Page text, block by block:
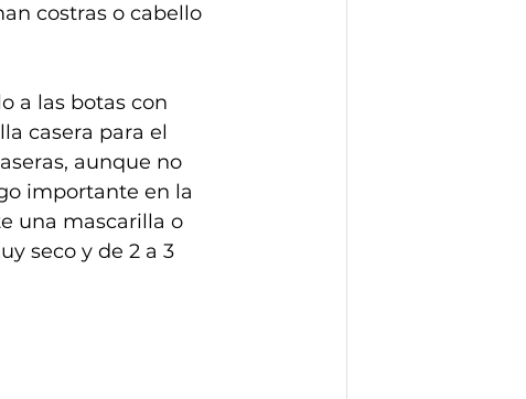
costras o cabello
a las botas con
casera para el
aunque no
importante en la
una mascarilla o
seco y de 2 a 3